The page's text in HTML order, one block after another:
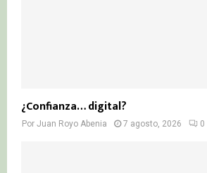
¿Confianza… digital?
Por Juan Royo Abenia 7 agosto, 2026 0